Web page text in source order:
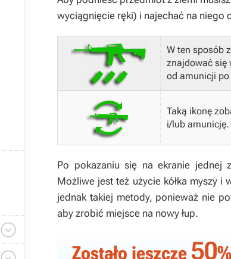

wyciągnięcie ręki) i najechać na niego
W ten sposób
znajdować się
od amunicji po
Taką ikonę
i/lub amunicję.
Po pokazaniu się na ekranie jednej
Możliwe jest też użycie kółka myszy
jednak takiej metody, ponieważ nie
aby zrobić miejsce na nowy łup.
Zostało jeszcze 50